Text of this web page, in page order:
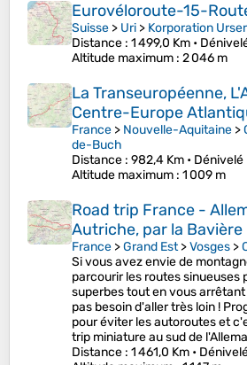
Eurovéloroute-15-
Suisse > Uri > Korporation
Distance : 1 499,0 Km •
Altitude maximum : 2 046 m
La Transeuropéenne,
Centre-Europe
France > Nouvelle-Aquitaine >
de-Buch
Distance : 982,4 Km •
Altitude maximum : 1 009 m
Road trip France -
Autriche, par la Bavière
France >Grand Est>Vosges >
Si vous avez envie de
parcourir les routes sinueuses
superbes tout en vous
pas besoin d'aller très loin !
pour éviter les autoroutes et
trip miniature au sud de
Distance : 1 461,0 Km •